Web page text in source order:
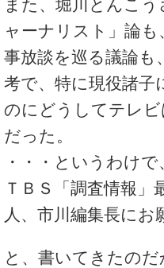
また、堀川とんこ
ャーナリスト」論
事放談を巡る議論
考で、特に現役諸
のにどうしてテレ
だった。
・・・というわけ
ＴＢＳ「調査情報
人、市川編集長に
と、書いてきたの